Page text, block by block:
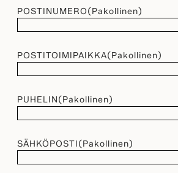
POSTINUMERO(Pakollinen)
POSTITOIMIPAIKKA(Pakollinen)
PUHELIN(Pakollinen)
SÄHKÖPOSTI(Pakollinen)